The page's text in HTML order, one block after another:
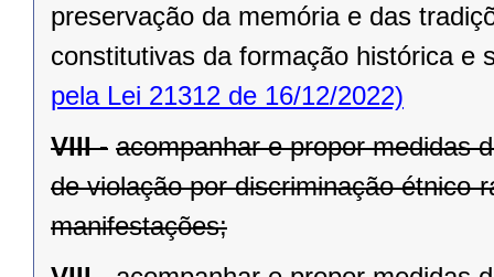
preservação da memória e das
constitutivas da formação histórica e
pela Lei 21312 de 16/12/2022)
VIII - acompanhar e propor medidas
de violação por discriminação
manifestações;